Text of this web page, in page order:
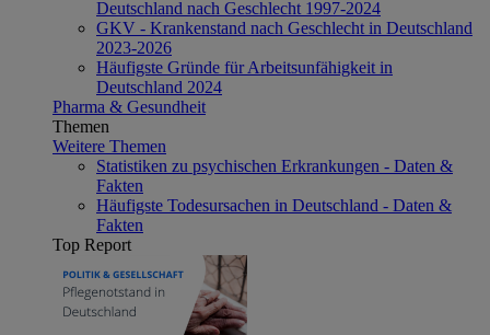
Deutschland nach Geschlecht 1997-2024
GKV - Krankenstand nach Geschlecht in Deutschland
2023-2026
Häufigste Gründe für Arbeitsunfähigkeit in
Deutschland 2024
Pharma & Gesundheit
Themen
Weitere Themen
Statistiken zu psychischen Erkrankungen - Daten &
Fakten
Häufigste Todesursachen in Deutschland - Daten &
Fakten
Top Report